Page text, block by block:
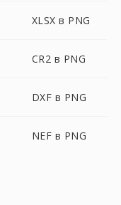
XLSX в PNG
CR2 в PNG
DXF в PNG
NEF в PNG